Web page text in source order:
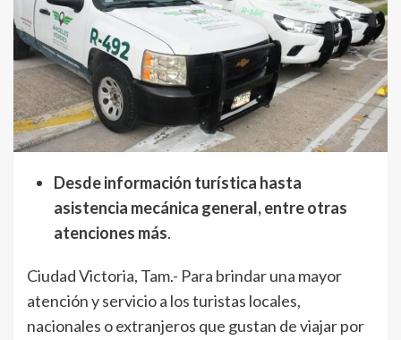
Desde información turística hasta
asistencia mecánica general, entre otras
atenciones más.
Ciudad Victoria, Tam.- Para brindar una mayor
atención y servicio a los turistas locales,
nacionales o extranjeros que gustan de viajar por